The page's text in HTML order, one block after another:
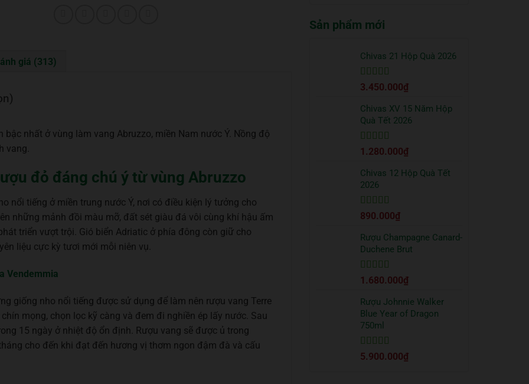
nên
luận
uống
Vodka
Absolut
đúng
chuyên
Sản phẩm mới
Chivas 21 Hộp Quà 2026
Được xếp
5 sao
3.450.000₫
Chivas XV 15 Năm Hộp
Quà Tết 2026
Được xếp
5 sao
1.280.000₫
Chivas 12 Hộp Quà Tết
2026
Được xếp
5 sao
890.000₫
Rượu Champagne Canard-
Duchene Brut
Được xếp
5 sao
1.680.000₫
Rượu Johnnie Walker
Blue Year of Dragon
750ml
Được xếp
5 sao
5.900.000₫
giá (313)
nhất ở vùng làm vang Abruzzo, miền Nam nước Ý. Nồng độ
vang.
đỏ đáng chú ý từ vùng Abruzzo
nổi tiếng ở miền trung nước Ý, nơi có điều kiện lý tưởng cho
những mảnh đồi màu mỡ, đất sét giàu đá vôi cùng khí hậu ấm
triển vượt trội. Gió biển Adriatic ở phía đông còn giữ cho
liệu cực kỳ tươi mới mỗi niên vụ.
Vendemmia
giống nho nổi tiếng được sử dụng để làm nên rượu vang Terre
mọng, chọn lọc kỹ càng và đem đi nghiền ép lấy nước. Sau
15 ngày ở nhiệt độ ổn định. Rượu vang sẽ được ủ trong
cho đến khi đạt đến hương vị thơm ngon đậm đà và cấu